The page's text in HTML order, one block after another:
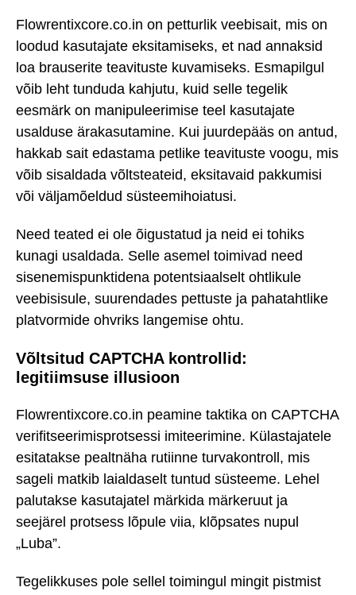
Flowrentixcore.co.in on petturlik veebisait, mis on
loodud kasutajate eksitamiseks, et nad annaksid
loa brauserite teavituste kuvamiseks. Esmapilgul
võib leht tunduda kahjutu, kuid selle tegelik
eesmärk on manipuleerimise teel kasutajate
usalduse ärakasutamine. Kui juurdepääs on antud,
hakkab sait edastama petlike teavituste voogu, mis
võib sisaldada võltsteateid, eksitavaid pakkumisi
või väljamõeldud süsteemihoiatusi.
Need teated ei ole õigustatud ja neid ei tohiks
kunagi usaldada. Selle asemel toimivad need
sisenemispunktidena potentsiaalselt ohtlikule
veebisisule, suurendades pettuste ja pahatahtlike
platvormide ohvriks langemise ohtu.
Võltsitud CAPTCHA kontrollid:
legitiimsuse illusioon
Flowrentixcore.co.in peamine taktika on CAPTCHA
verifitseerimisprotsessi imiteerimine. Külastajatele
esitatakse pealtnäha rutiinne turvakontroll, mis
sageli matkib laialdaselt tuntud süsteeme. Lehel
palutakse kasutajatel märkida märkeruut ja
seejärel protsess lõpule viia, klõpsates nupul
„Luba”.
Tegelikkuses pole sellel toimingul mingit pistmist